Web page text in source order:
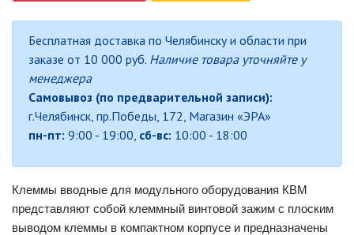
ДЕКОРАТИВНАЯ ПОДСВЕТКА
ИЗОЛЯЦИОННАЯ ЛЕНТА
ИСТОЧНИКИ СВЕТА
Бесплатная доставка по Челябинску и области при
заказе от 10 000 руб. Наличие товара уточняйте у
менеджера
Самовывоз (по предварительной записи):
г.Челябинск, пр.Победы, 172, Магазин «ЭРА»
пн-пт: 9:00 - 19:00, сб-вс: 10:00 - 18:00
Клеммы вводные для модульного оборудования КВМ
представляют собой клеммный винтовой зажим с плоским
выводом клеммы в компактном корпусе и предназначены